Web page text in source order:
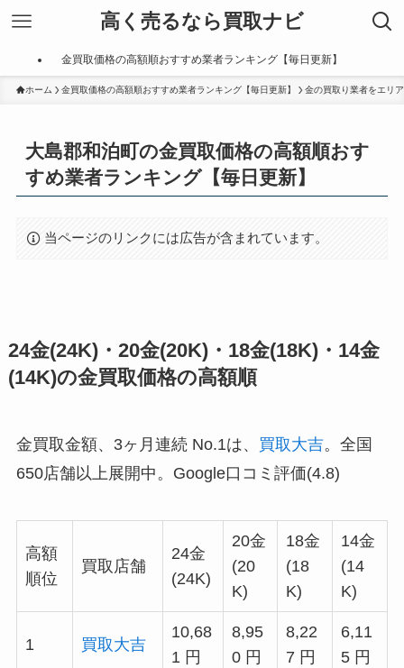
高く売るなら買取ナビ
金買取価格の高額順おすすめ業者ランキング【毎日更新】
ホーム 金買取価格の高額順おすすめ業者ランキング【毎日更新】 金の買取り業者をエリ
大島郡和泊町の金買取価格の高額順おす
すめ業者ランキング【毎日更新】
当ページのリンクには広告が含まれています。
24金(24K)・20金(20K)・18金(18K)・14金
(14K)の金買取価格の高額順
金買取金額、3ヶ月連続 No.1は、 買取大吉。全国
650店舗以上展開中。Google口コミ評価(4.8)
高額
順位
買取店舗
24金
(24K)
20金
(20
K)
18金
(18
K)
14金
(14
K)
1 買取大吉
10,68
1 円
8,95
0 円
8,22
7 円
6,11
5 円